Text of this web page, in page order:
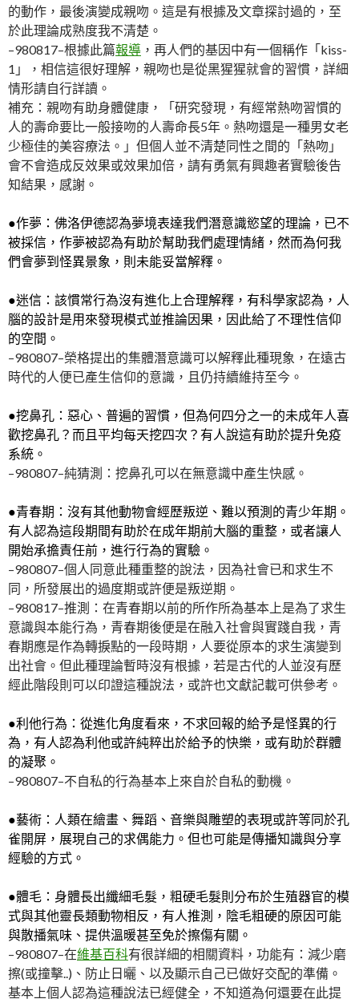
的動作，最後演變成親吻。這是有根據及文章探討過的，至
於此理論成熟度我不清楚。
–980817–根據此篇報導 ，再人們的基因中有一個稱作「kiss-
1」，相信這很好理解，親吻也是從黑猩猩就會的習慣，詳細
情形請自行詳讀。
補充：親吻有助身體健康，「研究發現，有經常熱吻習慣的
人的壽命要比一般接吻的人壽命長5年。熱吻還是一種男女老
少極佳的美容療法。」但個人並不清楚同性之間的「熱吻」
會不會造成反效果或效果加倍，請有勇氣有興趣者實驗後告
知結果，感謝。
●作夢：佛洛伊德認為夢境表達我們潛意識慾望的理論，已不
被採信，作夢被認為有助於幫助我們處理情緒，然而為何我
們會夢到怪異景象，則未能妥當解釋。
●迷信：該慣常行為沒有進化上合理解釋，有科學家認為，人
腦的設計是用來發現模式並推論因果，因此給了不理性信仰
的空間。
–980807–榮格提出的集體潛意識可以解釋此種現象，在遠古
時代的人便已產生信仰的意識，且仍持續維持至今。
●挖鼻孔：惡心、普遍的習慣，但為何四分之一的未成年人喜
歡挖鼻孔？而且平均每天挖四次？有人說這有助於提升免疫
系統。
–980807–純猜測：挖鼻孔可以在無意識中產生快感。
●青春期：沒有其他動物會經歷叛逆、難以預測的青少年期。
有人認為這段期間有助於在成年期前大腦的重整，或者讓人
開始承擔責任前，進行行為的實驗。
–980807–個人同意此種重整的說法，因為社會已和求生不
同，所發展出的過度期或許便是叛逆期。
–980817–推測：在青春期以前的所作所為基本上是為了求生
意識與本能行為，青春期後便是在融入社會與實踐自我，青
春期應是作為轉捩點的一段時期，人要從原本的求生演變到
出社會。但此種理論暫時沒有根據，若是古代的人並沒有歷
經此階段則可以印證這種說法，或許也文獻記載可供參考。
●利他行為：從進化角度看來，不求回報的給予是怪異的行
為，有人認為利他或許純粹出於給予的快樂，或有助於群體
的凝聚。
–980807–不自私的行為基本上來自於自私的動機。
●藝術：人類在繪畫、舞蹈、音樂與雕塑的表現或許等同於孔
雀開屏，展現自己的求偶能力。但也可能是傳播知識與分享
經驗的方式。
●體毛：身體長出纖細毛髮，粗硬毛髮則分布於生殖器官的模
式與其他靈長類動物相反，有人推測，陰毛粗硬的原因可能
與散播氣味、提供溫暖甚至免於擦傷有關。
–980807–在維基百科有很詳細的相關資料，功能有：減少磨
擦(或撞擊..)、防止日曬、以及顯示自己已做好交配的準備。
基本上個人認為這種說法已經健全，不知道為何還要在此提